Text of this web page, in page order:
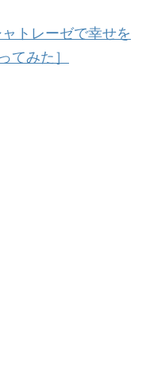
トレーゼで幸せを
てみた］